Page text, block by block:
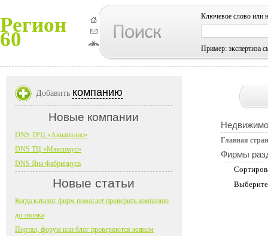
Регион
60
Ключевое слово или
Пример: экспертиза
Главная
Фирмы
Добавить компанию
Новые компании
DNS ТРЦ «Акваполис»
DNS ТЦ «Максимус»
DNS Яна Фабрициуса
Новые статьи
Когда каталог фирм помогает проверить компанию
до звонка
Портал, форум или блог проверяются живым